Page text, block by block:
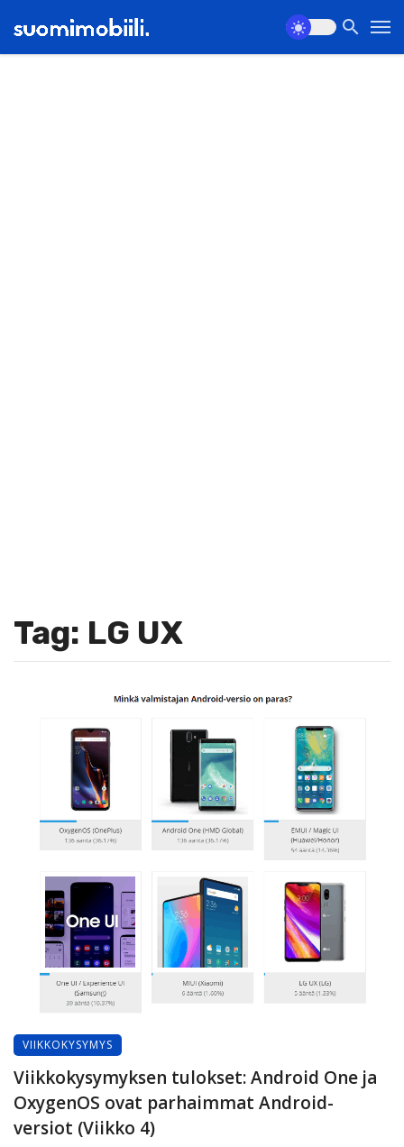
Tag: LG UX
VIIKKOKYSYMYS
Viikkokysymyksen tulokset: Android One ja
OxygenOS ovat parhaimmat Android-
versiot (Viikko 4)